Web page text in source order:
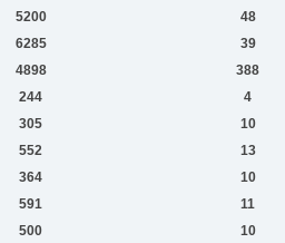
5200 48
6285 39
4898 388
244 4
305 10
552 13
364 10
591 11
500 10